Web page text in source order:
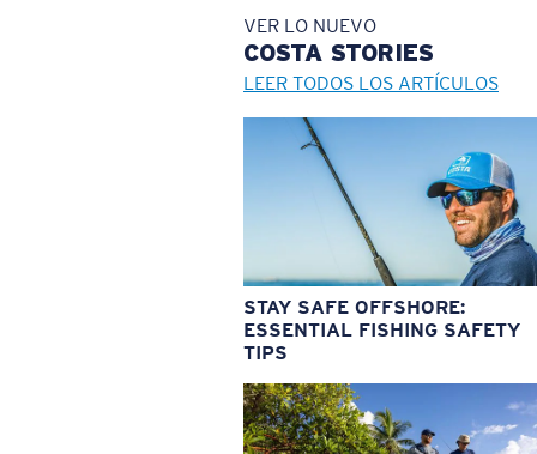
VER LO NUEVO
COSTA STORIES
LEER TODOS LOS ARTÍCULOS
STAY SAFE OFFSHORE:
ESSENTIAL FISHING SAFETY
TIPS